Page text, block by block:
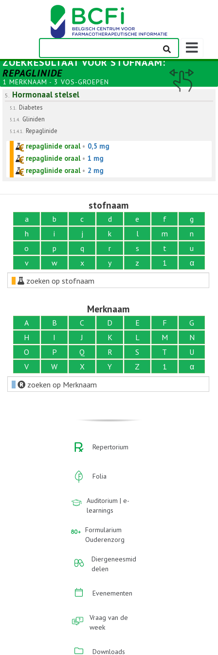
ZOEKRESULTAAT VOORSTOFNAAM:
REPAGLINIDE
1 MERKNAAM - 3 VOS-GROEPEN
5. Hormonaal stelsel
5.1. Diabetes
5.1.4. Gliniden
5.1.4.1. Repaglinide
repaglinide oraal• 0,5 mg
repaglinide oraal• 1 mg
repaglinide oraal• 2 mg
stofnaam
a b c d e f
g
h
i j k l m
n
o
p q r s t
u
v
w x y z 1
α
zoeken op stofnaam
Merknaam
A B C D E F
G
H
I J K L M
N
O
P Q R S T
U
V
W X Y Z 1
α
zoeken op Merknaam
Repertorium
Folia
Auditorium | e-
learnings
Formularium
Ouderenzorg
Diergeneesmid
delen
Evenementen
Vraag van de
week
Downloads